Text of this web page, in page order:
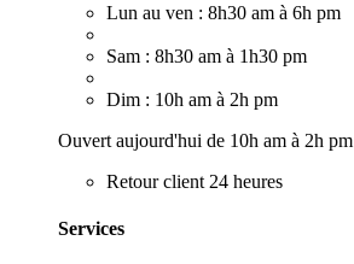
Lun au ven : 8h30 am à 6h pm
Sam : 8h30 am à 1h30 pm
Dim : 10h am à 2h pm
Ouvert aujourd'hui de 10h am à 2h pm
Retour client 24 heures
Services